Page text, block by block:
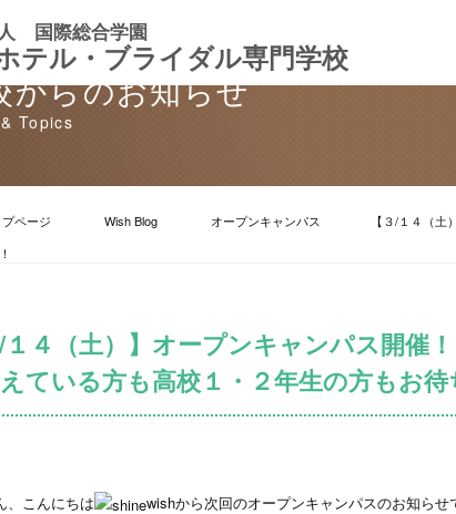
国際総合学園
テル・ブライダル専門学校
からのお知らせ
Topics
ページ Wish Blog オープンキャンパス
【３/１４（
/１４（土）】オープンキャンパス開催
ている方も高校１・２年生の方もお待
、こんにちは wishから次回のオープンキャンパスのお知らせ